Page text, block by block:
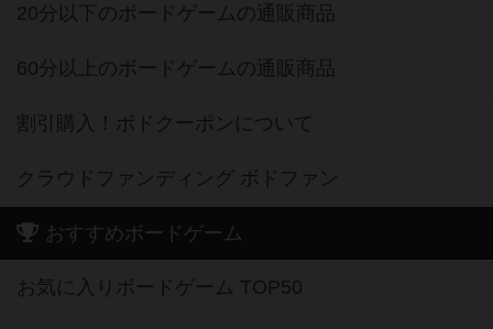
20分以下のボードゲームの通販商品
60分以上のボードゲームの通販商品
割引購入！ボドクーポンについて
クラウドファンディング ボドファン
おすすめボードゲーム
お気に入りボードゲーム TOP50